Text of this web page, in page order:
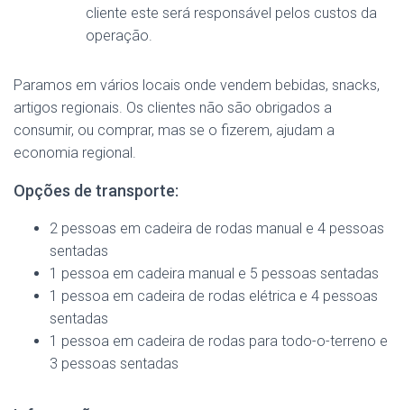
cliente este será responsável pelos custos da
operação.
Paramos em vários locais onde vendem bebidas, snacks,
artigos regionais. Os clientes não são obrigados a
consumir, ou comprar, mas se o fizerem, ajudam a
economia regional.
Opções de transporte:
2 pessoas em cadeira de rodas manual e 4 pessoas
sentadas
1 pessoa em cadeira manual e 5 pessoas sentadas
1 pessoa em cadeira de rodas elétrica e 4 pessoas
sentadas
1 pessoa em cadeira de rodas para todo-o-terreno e
3 pessoas sentadas